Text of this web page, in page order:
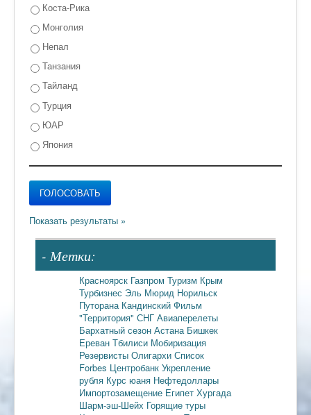
Коста-Рика
Монголия
Непал
Танзания
Тайланд
Турция
ЮАР
Япония
- Метки:
Красноярск Газпром Туризм Крым
Турбизнес Эль Мюрид Норильск
Путорана Кандинский Фильм
"Территория" СНГ Авиаперелеты
Бархатный сезон Астана Бишкек
Ереван Тбилиси Мобиризация
Резервисты Олигархи Список
Forbes Центробанк Укрепление
рубля Курс юаня Нефтедоллары
Импортозамещение Египет Хургада
Шарм-эш-Шейх Горящие туры